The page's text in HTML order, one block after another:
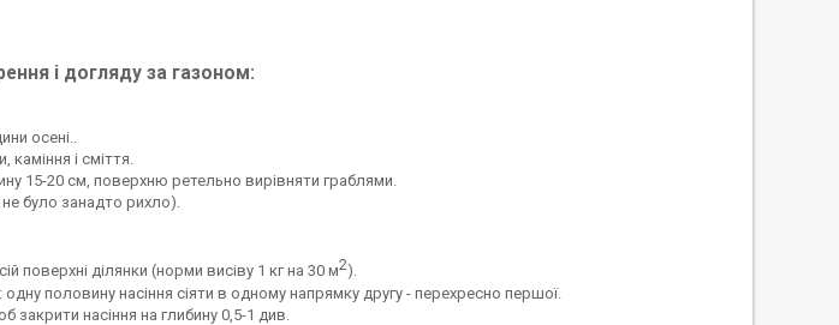
і догляду за газоном:
осені..
каміння і сміття.
15-20 см, поверхню ретельно вирівняти граблями.
було занадто рихло).
поверхні ділянки (норми висіву 1 кг на 30 м2).
половину насіння сіяти в одному напрямку другу - перехресно першої.
закрити насіння на глибину 0,5-1 див.